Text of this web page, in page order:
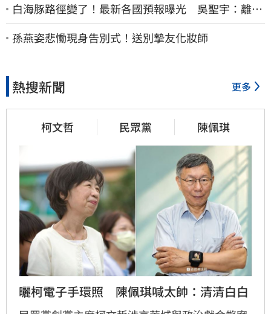
白海豚路徑變了！最新各國預報曝光 吳聖宇：離台
灣又更近一點
孫燕姿悲慟現身告別式！送別摯友化妝師
熱搜新聞 更多
柯文哲 民眾黨 陳佩琪
曬柯電子手環照　陳佩琪喊太帥：清清白白